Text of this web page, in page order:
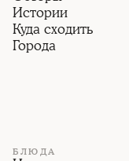
Истории
Куда сходить
Города
БЛЮДА